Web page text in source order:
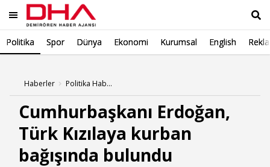
Politika Spor Dünya Ekonomi Kurumsal English
Haberler Politika Haberleri
Cumhurbaşkanı Erdoğan,
Türk Kızılaya kurban
bağışında bulundu